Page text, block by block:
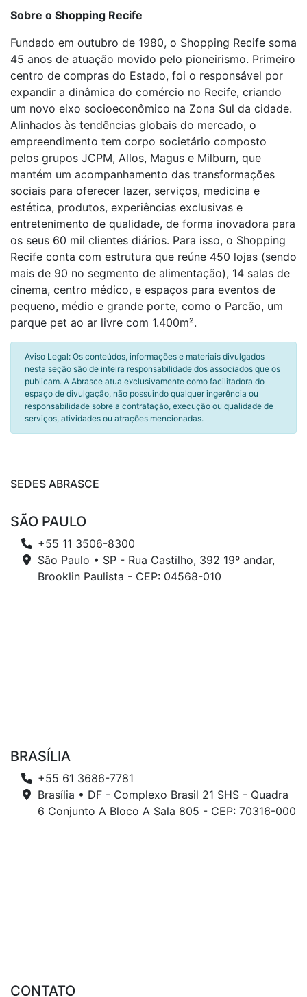
Sobre o Shopping Recife
Fundado em outubro de 1980, o Shopping Recife soma
45 anos de atuação movido pelo pioneirismo. Primeiro
centro de compras do Estado, foi o responsável por
expandir a dinâmica do comércio no Recife, criando
um novo eixo socioeconômico na Zona Sul da cidade.
Alinhados às tendências globais do mercado, o
empreendimento tem corpo societário composto
pelos grupos JCPM, Allos, Magus e Milburn, que
mantém um acompanhamento das transformações
sociais para oferecer lazer, serviços, medicina e
estética, produtos, experiências exclusivas e
entretenimento de qualidade, de forma inovadora para
os seus 60 mil clientes diários. Para isso, o Shopping
Recife conta com estrutura que reúne 450 lojas (sendo
mais de 90 no segmento de alimentação), 14 salas de
cinema, centro médico, e espaços para eventos de
pequeno, médio e grande porte, como o Parcão, um
parque pet ao ar livre com 1.400m².
Aviso Legal: Os conteúdos, informações e materiais divulgados
nesta seção são de inteira responsabilidade dos associados que os
publicam. A Abrasce atua exclusivamente como facilitadora do
espaço de divulgação, não possuindo qualquer ingerência ou
responsabilidade sobre a contratação, execução ou qualidade de
serviços, atividades ou atrações mencionadas.
SEDES ABRASCE
SÃO PAULO
+55 11 3506-8300
São Paulo • SP - Rua Castilho, 392 19º andar,
Brooklin Paulista - CEP: 04568-010
BRASÍLIA
+55 61 3686-7781
Brasília • DF - Complexo Brasil 21 SHS - Quadra
6 Conjunto A Bloco A Sala 805 - CEP: 70316-000
CONTATO